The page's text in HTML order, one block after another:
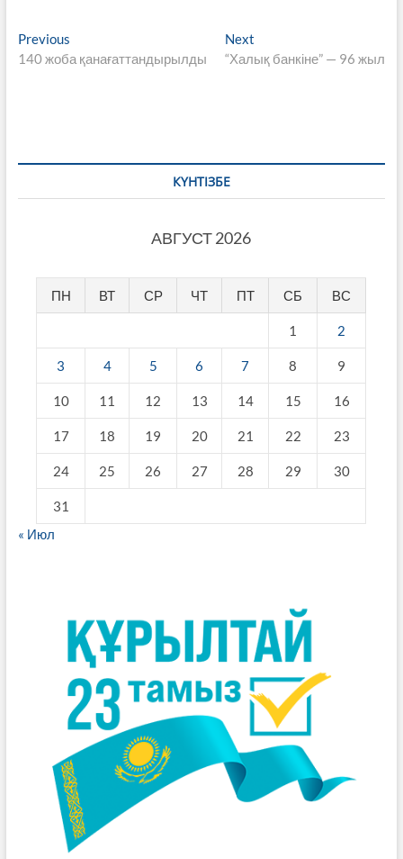
Навигация
по
PreviousPrevious
post:
140 жоба қанағаттандырылды
Next
post:
“Халық банкіне” — 96 жыл
КҮНТІЗБЕ
АВГУСТ 2026
ПН ВТ СР ЧТ ПТ СБ ВС
1 2
3 4 5 6 7 8 9
10 11 12 13 14 15 16
17 18 19 20 21 22 23
24 25 26 27 28 29 30
31
« Июл